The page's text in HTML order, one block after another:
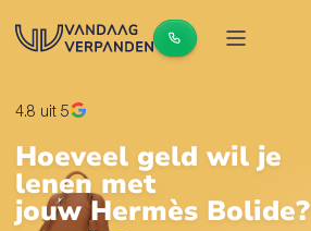
4.8 uit 5
Hoeveel geld wil je
lenen met
jouw Hermès Bolide?